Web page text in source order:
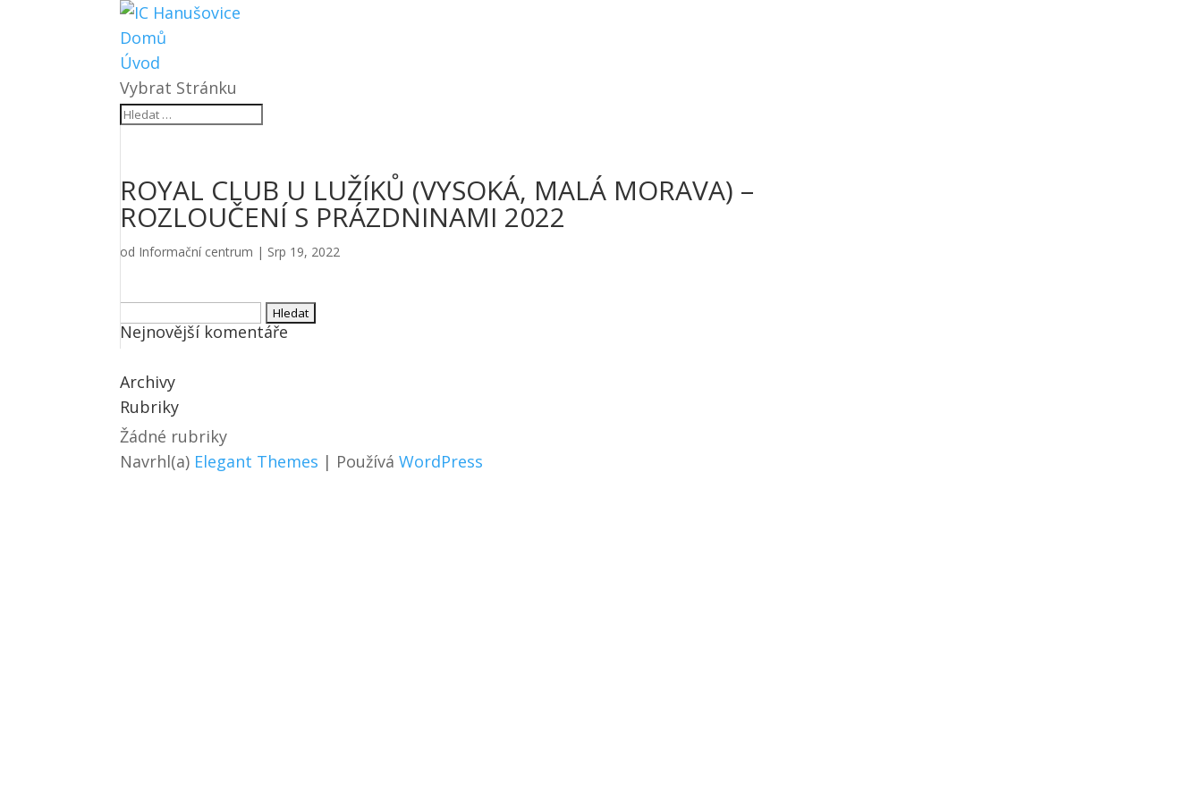
Domů
Úvod
Vybrat Stránku
ROYAL CLUB U LUŽÍKŮ (VYSOKÁ, MALÁ MORAVA) –
ROZLOUČENÍ S PRÁZDNINAMI 2022
od Informační centrum | Srp 19, 2022
Vyhledávání
Nejnovější komentáře
Archivy
Rubriky
Žádné rubriky
Navrhl(a) Elegant Themes | PoužíváWordPress